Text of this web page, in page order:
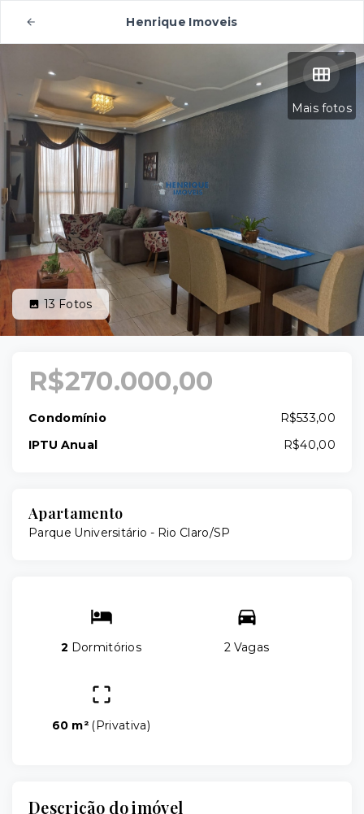
Henrique Imoveis
Mais fotos
13 Fotos
R$270.000,00
Condomínio
R$533,00
IPTU Anual
R$40,00
Apartamento
Parque Universitário - Rio Claro/SP
2 Dormitórios 2 Vagas
60 m² (Privativa)
Descrição do imóvel